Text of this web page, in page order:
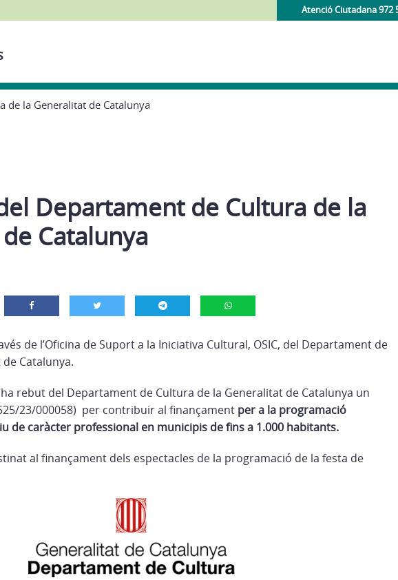
Atenció Ciutadana 972
de la Generalitat de Catalunya
Departament de Cultura de la
Catalunya
de l’Oficina de Suport a la Iniciativa Cultural, OSIC, del Departament de
Catalunya.
rebut del Departament de Cultura de la Generalitat de Catalunya un
23/000058) per contribuir al finançament per a la programació
de caràcter professional en municipis de fins a 1.000 habitants.
al finançament dels espectacles de la programació de la festa de